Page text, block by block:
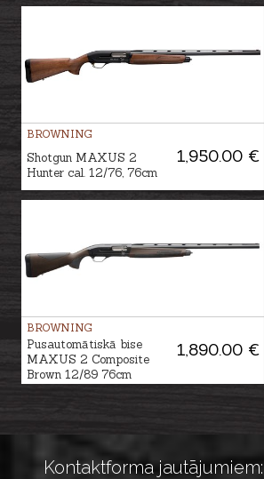
BROWNING
1,950.00 €
Shotgun MAXUS 2
Hunter cal. 12/76, 76cm
BROWNING
1,890.00 €
Pusautomātiskā bise
MAXUS 2 Composite
Brown 12/89 76cm
Kontaktforma jautājumiem: